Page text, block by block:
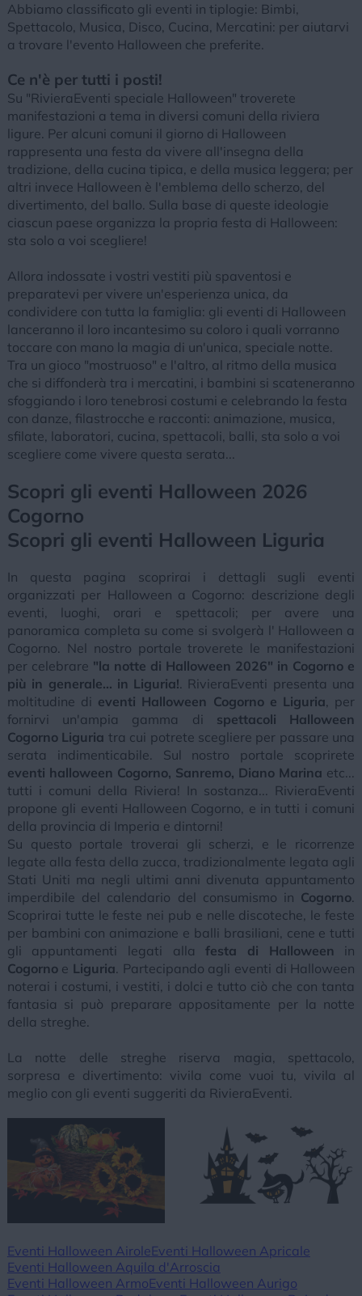
Abbiamo classificato gli eventi in tiplogie: Bimbi,
Spettacolo, Musica, Disco, Cucina, Mercatini: per aiutarvi
a trovare l'evento Halloween che preferite.
Ce n'è per tutti i posti!
Su "RivieraEventi speciale Halloween" troverete
manifestazioni a tema in diversi comuni della riviera
ligure. Per alcuni comuni il giorno di Halloween
rappresenta una festa da vivere all'insegna della
tradizione, della cucina tipica, e della musica leggera; per
altri invece Halloween è l'emblema dello scherzo, del
divertimento, del ballo. Sulla base di queste ideologie
ciascun paese organizza la propria festa di Halloween:
sta solo a voi scegliere!
Allora indossate i vostri vestiti più spaventosi e
preparatevi per vivere un'esperienza unica, da
condividere con tutta la famiglia: gli eventi di Halloween
lanceranno il loro incantesimo su coloro i quali vorranno
toccare con mano la magia di un'unica, speciale notte.
Tra un gioco "mostruoso" e l'altro, al ritmo della musica
che si diffonderà tra i mercatini, i bambini si scateneranno
sfoggiando i loro tenebrosi costumi e celebrando la festa
con danze, filastrocche e racconti: animazione, musica,
sfilate, laboratori, cucina, spettacoli, balli, sta solo a voi
scegliere come vivere questa serata...
Scopri gli eventi Halloween 2026
Cogorno
Scopri gli eventi Halloween Liguria
In questa pagina scoprirai i dettagli sugli eventi
organizzati per Halloween a Cogorno: descrizione degli
eventi, luoghi, orari e spettacoli; per avere una
panoramica completa su come si svolgerà l' Halloween a
Cogorno. Nel nostro portale troverete le manifestazioni
per celebrare "la notte di Halloween 2026" in Cogorno e
più in generale... in Liguria!. RivieraEventi presenta una
moltitudine di eventi Halloween Cogorno e Liguria, per
fornirvi un'ampia gamma di spettacoli Halloween
Cogorno Liguria tra cui potrete scegliere per passare una
serata indimenticabile. Sul nostro portale scoprirete
eventi halloween Cogorno, Sanremo, Diano Marina etc...
tutti i comuni della Riviera! In sostanza... RivieraEventi
propone gli eventi Halloween Cogorno, e in tutti i comuni
della provincia di Imperia e dintorni!
Su questo portale troverai gli scherzi, e le ricorrenze
legate alla festa della zucca, tradizionalmente legata agli
Stati Uniti ma negli ultimi anni divenuta appuntamento
imperdibile del calendario del consumismo in Cogorno.
Scoprirai tutte le feste nei pub e nelle discoteche, le feste
per bambini con animazione e balli brasiliani, cene e tutti
gli appuntamenti legati allafesta di Halloween in
Cogornoe Liguria. Partecipando agli eventi di Halloween
noterai i costumi, i vestiti, i dolci e tutto ciò che con tanta
fantasia si può preparare appositamente per la notte
della streghe.
La notte delle streghe riserva magia, spettacolo,
sorpresa e divertimento: vivila come vuoi tu, vivila al
meglio con gli eventi suggeriti da RivieraEventi.
Eventi Halloween AiroleEventi Halloween Apricale
Eventi Halloween Aquila d'Arroscia
Eventi Halloween ArmoEventi Halloween Aurigo